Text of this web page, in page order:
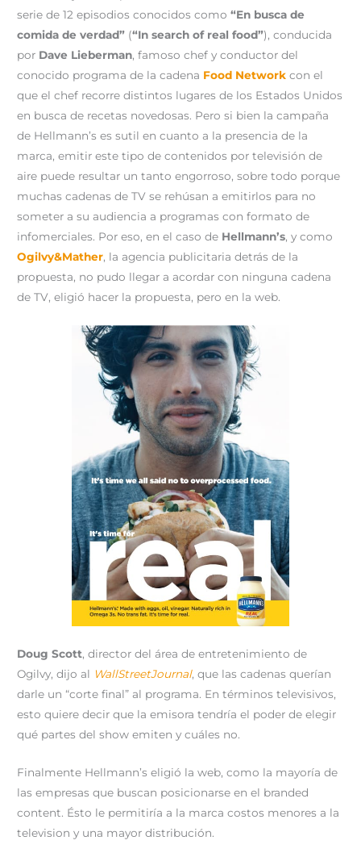
serie de 12 episodios conocidos como“En busca de
comida de verdad” (“In search of real food”), conducida
por Dave Lieberman, famoso chef y conductor del
conocido programa de la cadena Food Network con el
que el chef recorre distintos lugares de los Estados Unidos
en busca de recetas novedosas. Pero si bien la campaña
de Hellmann’s es sutil en cuanto a la presencia de la
marca, emitir este tipo de contenidos por televisión de
aire puede resultar un tanto engorroso, sobre todo porque
muchas cadenas de TV se rehúsan a emitirlos para no
someter a su audiencia a programas con formato de
infomerciales. Por eso, en el caso de Hellmann’s, y como
Ogilvy&Mather, la agencia publicitaria detrás de la
propuesta, no pudo llegar a acordar con ninguna cadena
de TV, eligió hacer la propuesta, pero en la web.
Doug Scott, director del área de entretenimiento de
Ogilvy, dijo al WallStreetJournal, que las cadenas querían
darle un “corte final” al programa. En términos televisivos,
esto quiere decir que la emisora tendría el poder de elegir
qué partes del show emiten y cuáles no.
Finalmente Hellmann’s eligió la web, como la mayoría de
las empresas que buscan posicionarse en el branded
content. Ésto le permitiría a la marca costos menores a la
television y una mayor distribución.